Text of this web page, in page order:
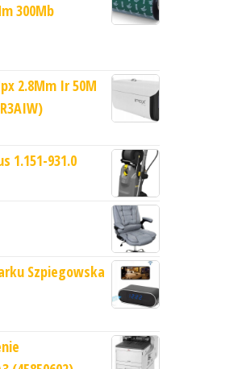
300Mb
2.8Mm Ir 50M
1.151-931.0
Szpiegowska